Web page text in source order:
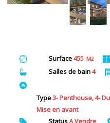
Surface455 M2
Salles de bain4
Type3- Penthouse, 4-
Mise en avant
StatusA Vendre